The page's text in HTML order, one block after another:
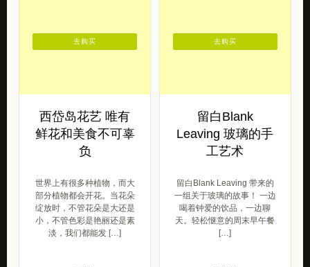
西岱岛花艺 唯有
鲜花和美食不可辜
负
世界上有很多种植物，而大
部分植物都会开花。当花朵
绽放时，不管花朵是大还是
小，不管色彩是艳丽还是素
淡，我们都能发 […]
去购买
留白Blank
Leaving 玻璃的手
工艺术
留白Blank Leaving 带来的
一组关于玻璃的故事！ 一边
喝着钟爱的饮品，一边聊
天。轻松惬意的周末早午餐
[…]
去购买